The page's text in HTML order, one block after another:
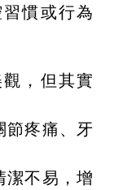
慣或行為
，但其實
節疼痛、牙
潔不易，增